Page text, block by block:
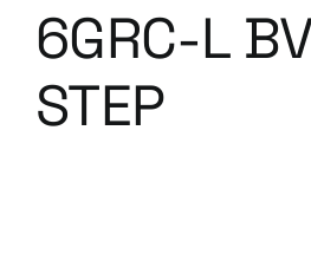
6GRC-L
STEP